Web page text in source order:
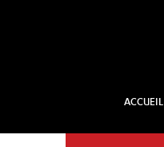
ACCUEIL